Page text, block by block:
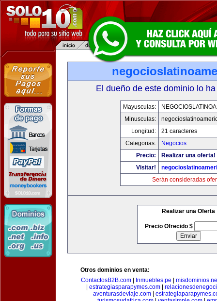
El dueño de este dominio lo
Mayusculas:
Minusculas:
Longitud:
21 caracteres
Categorias:
Negocios
Precio:
Realizar una oferta!
Visitar!
Serán consideradas
Realizar una Oferta
Precio Ofrecido $
Otros dominios en venta:
ContactosB2B.com
Inmuebles.pe
estrategiasparapymes.com
aventurasdeviaje.com|